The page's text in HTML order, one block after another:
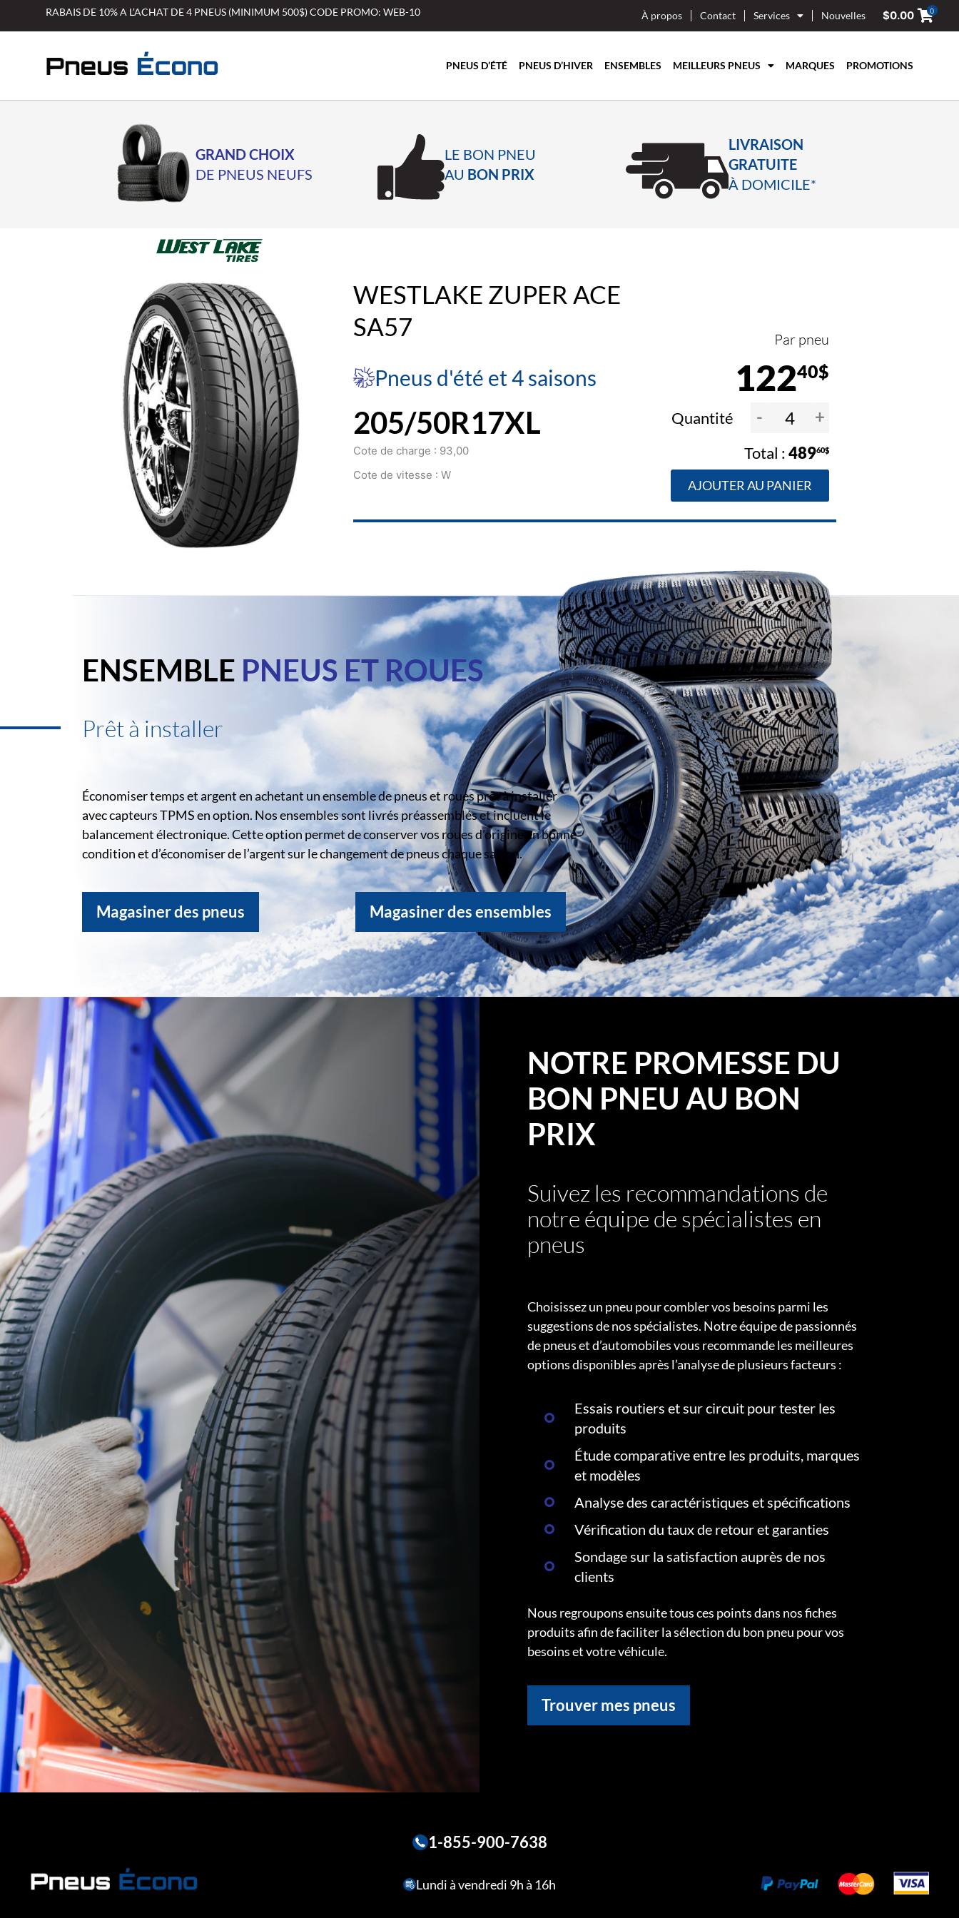
RABAIS DE 10% A L’ACHAT DE 4 PNEUS (MINIMUM 500$) CODE PROMO: WEB-10 À propos Contact Services Nouvelles $0.00 0
PNEUS D’ÉTÉ PNEUS D’HIVER ENSEMBLES MEILLEURS PNEUS MARQUES PROMOTIONS
GRAND CHOIX
DE PNEUS NEUFS
LE BON PNEU
AU BON PRIX
LIVRAISON
GRATUITE
À DOMICILE*
WESTLAKE ZUPER ACE
SA57
Pneus d'été et 4 saisons
Par pneu
12240$
205/50R17XL
Cote de charge : 93,00
Cote de vitesse : W
Quantité - +
48960$
AJOUTER AU PANIER
ENSEMBLE PNEUS ET ROUES
Prêt à installer
Économiser temps et argent en achetant un ensemble de pneus et roues prêt à installer
avec capteurs TPMS en option. Nos ensembles sont livrés préassemblés et incluent le
balancement électronique. Cette option permet de conserver vos roues d’origine en bonne
condition et d’économiser de l’argent sur le changement de pneus chaque saison.
Magasiner des pneus Magasiner des ensembles
NOTRE PROMESSE DU
BON PNEU AU BON
PRIX
Suivez les recommandations de
notre équipe de spécialistes en
pneus
Choisissez un pneu pour combler vos besoins parmi les
suggestions de nos spécialistes. Notre équipe de passionnés
de pneus et d’automobiles vous recommande les meilleures
options disponibles après l’analyse de plusieurs facteurs :
Essais routiers et sur circuit pour tester les
produits
Étude comparative entre les produits, marques
et modèles
Analyse des caractéristiques et spécifications
Vérification du taux de retour et garanties
Sondage sur la satisfaction auprès de nos
clients
Nous regroupons ensuite tous ces points dans nos fiches
produits afin de faciliter la sélection du bon pneu pour vos
besoins et votre véhicule.
Trouver mes pneus
1-855-900-7638
Lundi à vendredi 9h à 16h